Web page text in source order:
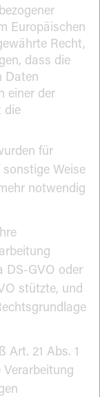
Europäischen
Recht,
dass die
Daten
einer der
die
für
Weise
notwendig
DS-GVO oder
stützte, und
Art. 21 Abs. 1